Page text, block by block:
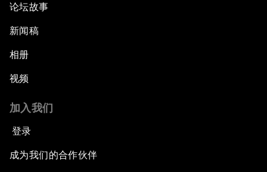
论坛故事
新闻稿
相册
视频
加入我们
登录
成为我们的合作伙伴